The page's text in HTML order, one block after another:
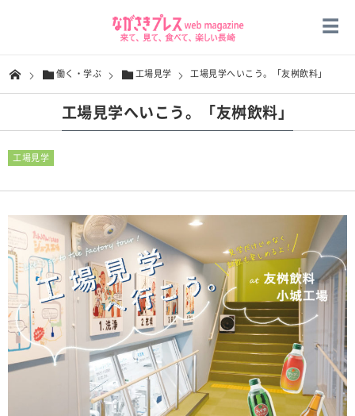
働く・学ぶ 工場見学 工場見学へいこう。「友桝飲料」
工場見学へいこう。「友桝飲料」
工場見学